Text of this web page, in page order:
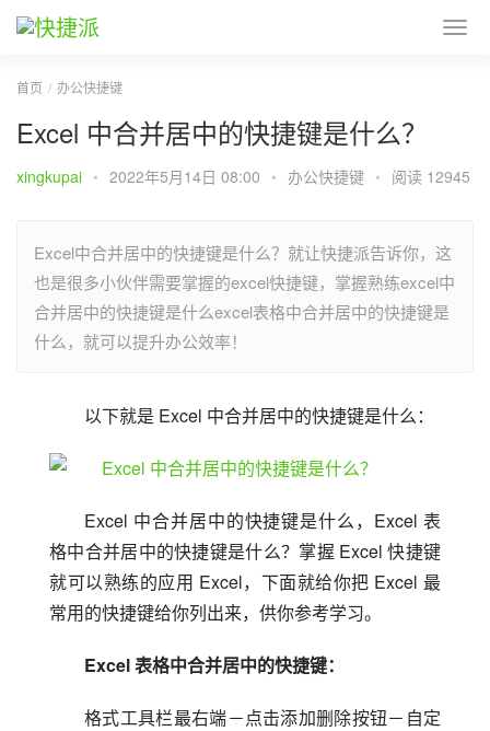
首页 办公快捷键
Excel 中合并居中的快捷键是什么？
xingkupai • 2022年5月14日 08:00 • 办公快捷键 • 阅读 12945
Excel中合并居中的快捷键是什么？就让快捷派告诉你，这
也是很多小伙伴需要掌握的excel快捷键，掌握熟练excel中
合并居中的快捷键是什么excel表格中合并居中的快捷键是
什么，就可以提升办公效率！
以下就是 Excel 中合并居中的快捷键是什么：
Excel 中合并居中的快捷键是什么，Excel 表
格中合并居中的快捷键是什么？掌握 Excel 快捷键
就可以熟练的应用 Excel，下面就给你把 Excel 最
常用的快捷键给你列出来，供你参考学习。
Excel 表格中合并居中的快捷键：
格式工具栏最右端－点击添加删除按钮－自定